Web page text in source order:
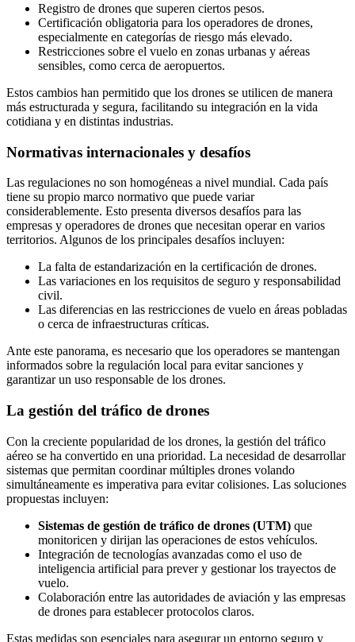
Registro de drones que superen ciertos pesos.
Certificación obligatoria para los operadores de drones,
especialmente en categorías de riesgo más elevado.
Restricciones sobre el vuelo en zonas urbanas y aéreas
sensibles, como cerca de aeropuertos.
Estos cambios han permitido que los drones se utilicen de manera
más estructurada y segura, facilitando su integración en la vida
cotidiana y en distintas industrias.
Normativas internacionales y desafíos
Las regulaciones no son homogéneas a nivel mundial. Cada país
tiene su propio marco normativo que puede variar
considerablemente. Esto presenta diversos desafíos para las
empresas y operadores de drones que necesitan operar en varios
territorios. Algunos de los principales desafíos incluyen:
La falta de estandarización en la certificación de drones.
Las variaciones en los requisitos de seguro y responsabilidad
civil.
Las diferencias en las restricciones de vuelo en áreas pobladas
o cerca de infraestructuras críticas.
Ante este panorama, es necesario que los operadores se mantengan
informados sobre la regulación local para evitar sanciones y
garantizar un uso responsable de los drones.
La gestión del tráfico de drones
Con la creciente popularidad de los drones, la gestión del tráfico
aéreo se ha convertido en una prioridad. La necesidad de desarrollar
sistemas que permitan coordinar múltiples drones volando
simultáneamente es imperativa para evitar colisiones. Las soluciones
propuestas incluyen:
Sistemas de gestión de tráfico de drones (UTM) que
monitoricen y dirijan las operaciones de estos vehículos.
Integración de tecnologías avanzadas como el uso de
inteligencia artificial para prever y gestionar los trayectos de
vuelo.
Colaboración entre las autoridades de aviación y las empresas
de drones para establecer protocolos claros.
Estas medidas son esenciales para asegurar un entorno seguro y